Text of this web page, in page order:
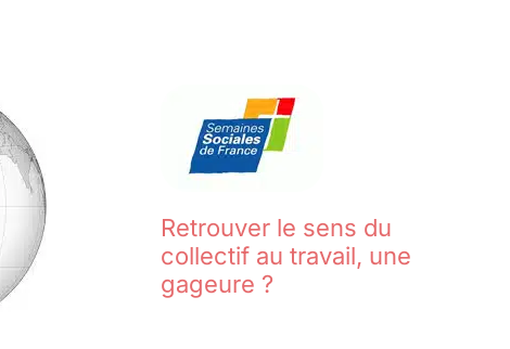
Retrouver le sens du
collectif au travail, une
gageure ?